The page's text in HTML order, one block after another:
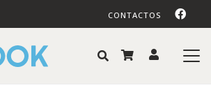
CONTACTOS